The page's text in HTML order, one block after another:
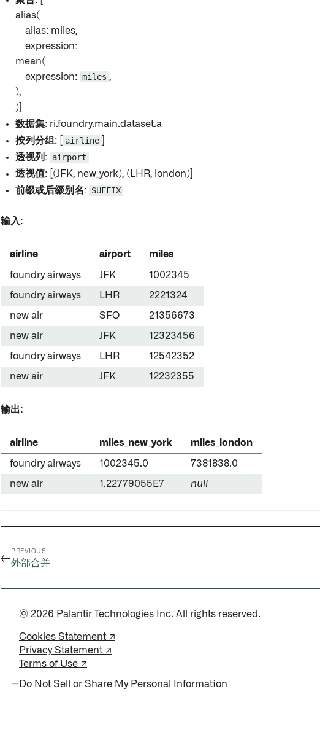
alias(
alias: miles,
expression:
mean(
expression: miles ,
),
)]
数据集: ri.foundry.main.dataset.a
按列分组 : [ airline
透视列 : airport
透视值: [(JFK, new_york), (LHR, london)]
前缀或后缀别名: SUFFIX
输入:
airline airport miles
foundry airways JFK 1002345
foundry airways LHR 2221324
new air SFO 21356673
new air JFK 12323456
foundry airways LHR 12542352
new air JFK 12232355
输出:
airline miles_new_york miles_london
foundry airways 1002345.0 7381838.0
new air 1.22779055E7 null
←
PREVIOUS
外部合并
© 2026 Palantir Technologies Inc. All rights reserved.
Cookies Statement ↗
Privacy Statement ↗
Terms of Use ↗
Do Not Sell or Share My Personal Information